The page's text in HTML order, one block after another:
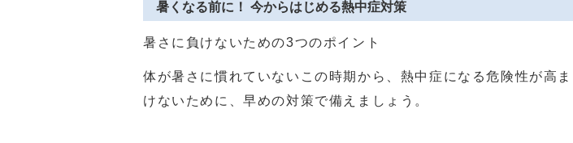
暑くなる前に！ 今からはじめる熱中症対策
暑さに負けないための3つのポイント
体が暑さに慣れていないこの時期から、熱中症になる危険性が高
けないために、早めの対策で備えましょう。